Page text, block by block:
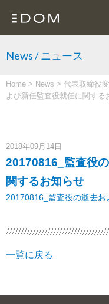
News / ニュース
Home > News > 代表取締役
よび新任監査役就任に関する
2018年09月14日
20170816_監査役
関するお知らせ
20170816_監査役の逝去
一覧に戻る